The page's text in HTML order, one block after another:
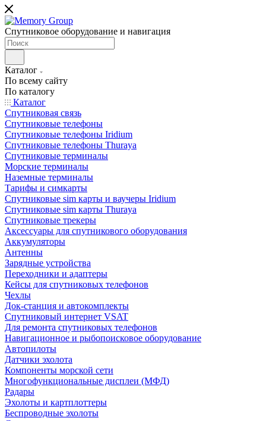
Спутниковое оборудование и навигация
Каталог
По всему сайту
По каталогу
Каталог
Спутниковая связь
Спутниковые телефоны
Спутниковые телефоны Iridium
Спутниковые телефоны Thuraya
Спутниковые терминалы
Морские терминалы
Наземные терминалы
Тарифы и симкарты
Спутниковые sim карты и ваучеры Iridium
Спутниковые sim карты Thuraya
Спутниковые трекеры
Аксессуары для спутникового оборудования
Аккумуляторы
Антенны
Зарядные устройства
Переходники и адаптеры
Кейсы для спутниковых телефонов
Чехлы
Док-станция и автокомплекты
Спутниковый интернет VSAT
Для ремонта спутниковых телефонов
Навигационное и рыбопоисковое оборудование
Автопилоты
Датчики эхолота
Компоненты морской сети
Многофункциональные дисплеи (МФД)
Радары
Эхолоты и картплоттеры
Беспроводные эхолоты